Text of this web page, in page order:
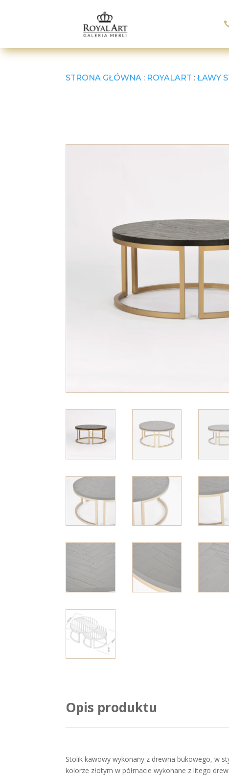
STRONA GŁÓWNA : ROYALART :ŁAWY
Opis produktu
Stolik kawowy wykonany z drewna bukowego, w
kolorze złotym w półmacie wykonane z litego